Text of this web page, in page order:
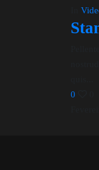
0